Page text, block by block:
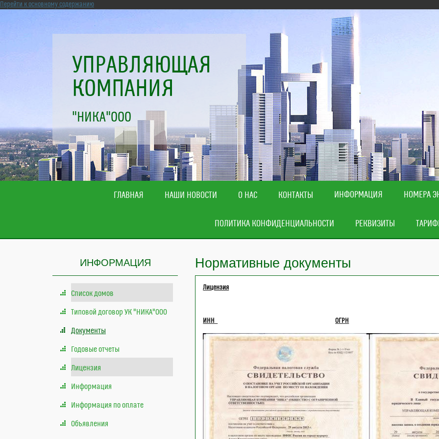
Перейти к основному содержанию
УПРАВЛЯЮЩАЯ
КОМПАНИЯ
"НИКА"ООО
ГЛАВНАЯ НАШИ НОВОСТИ О НАС КОНТАКТЫ ИНФОРМАЦИЯ НОМЕРА
ПОЛИТИКА КОНФИДЕНЦИАЛЬНОСТИ РЕКВИЗИТЫ
ИНФОРМАЦИЯ
Список домов
Типовой договор УК "НИКА"ООО
Документы
Годовые отчеты
Лицензия
Информация
Информация по оплате
Объявления
Нормативные документы
Лицензия
ИНН ОГРН